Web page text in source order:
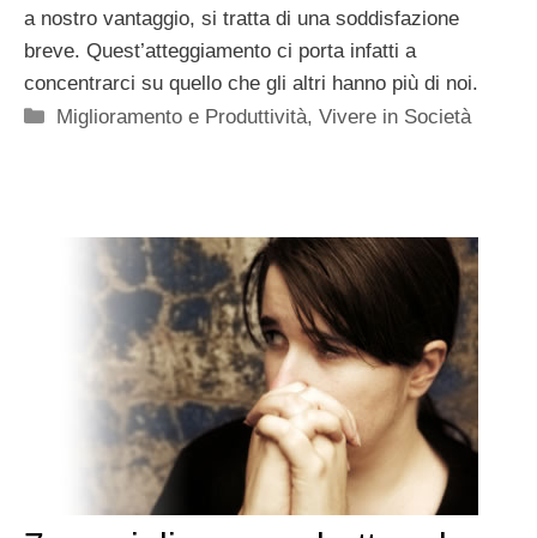
a nostro vantaggio, si tratta di una soddisfazione
breve. Quest’atteggiamento ci porta infatti a
concentrarci su quello che gli altri hanno più di noi.
Categorie
Miglioramento e Produttività,Vivere in Società